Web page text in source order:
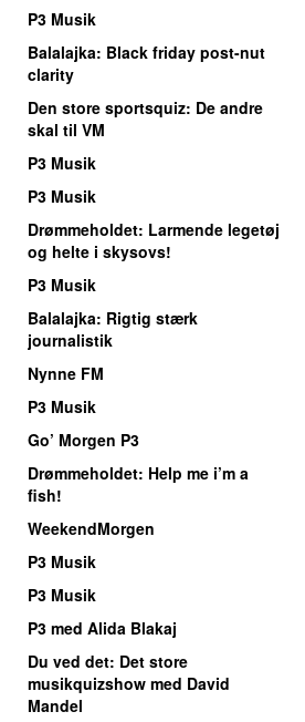
P3 Musik
Balalajka: Black friday post-nut
clarity
Den store sportsquiz: De andre
skal til VM
P3 Musik
P3 Musik
Drømmeholdet: Larmende legetøj
og helte i skysovs!
P3 Musik
Balalajka: Rigtig stærk
journalistik
Nynne FM
P3 Musik
Go’ Morgen P3
Drømmeholdet: Help me i’m a
fish!
WeekendMorgen
P3 Musik
P3 Musik
P3 med Alida Blakaj
Du ved det: Det store
musikquizshow med David
Mandel